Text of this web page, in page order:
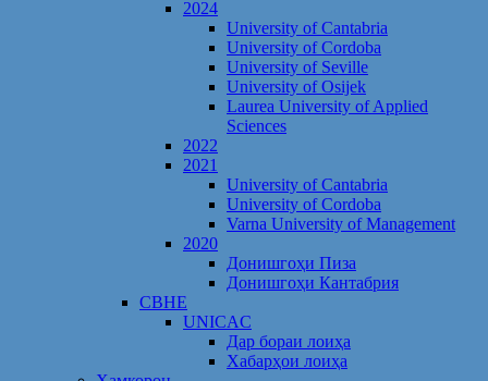
2024
University of Cantabria
University of Cordoba
University of Seville
University of Osijek
Laurea University of Applied
Sciences
2022
2021
University of Cantabria
University of Cordoba
Varna University of Management
2020
Донишгоҳи Пиза
Донишгоҳи Кантабрия
CBHE
UNICAC
Дар бораи лоиҳа
Хабарҳои лоиҳа